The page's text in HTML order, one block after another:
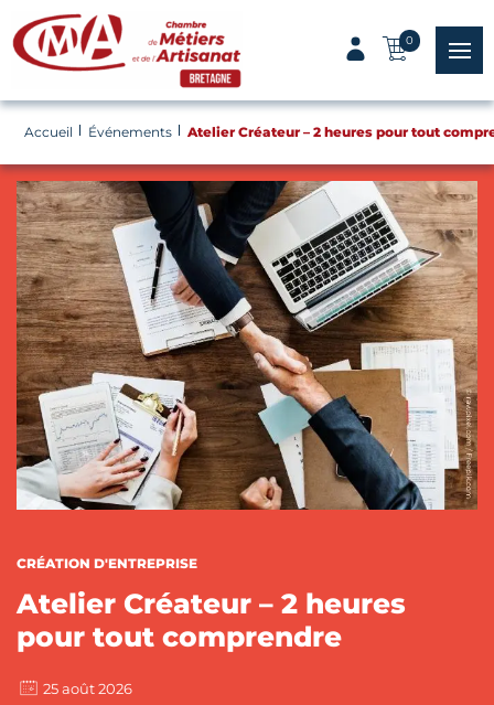
Panneau de gestion des cookies
0
menu
Accueil Événements Atelier Créateur – 2 heures pour tout
CATÉGORIES :
CRÉATION D'ENTREPRISE
Atelier Créateur – 2 heures
pour tout comprendre
25 août 2026